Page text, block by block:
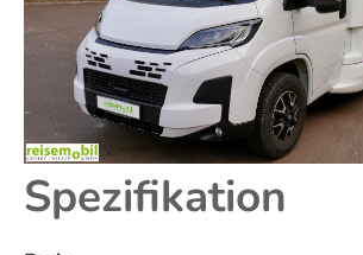
Spezifikation